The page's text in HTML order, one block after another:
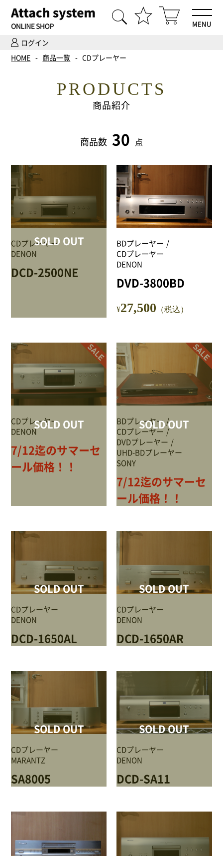
ログイン
MENU
HOME
Hi-Fiオーディオ試聴
ご依頼までの流れ
会社案内
NEWS
Attach system公式サイト
会員登録
特定商取引法に基づく表記
会員規約
プライバシーポリシー
サイトポリシー
フォームからお問合せ
HOME 商品一覧 CDプレーヤー
PRODUCTS
商品紹介
商品数 30 点
CDプレーヤー
DENON
DCD-2500NE
SOLD OUT
BDプレーヤー
CDプレーヤー
DENON
DVD-3800BD
¥27,500 （税込）
CDプレーヤー
DENON
7/12迄のサマーセ
ール価格！！
SOLD OUT
BDプレーヤー
CDプレーヤー
DVDプレーヤー
UHD-BDプレーヤー
SONY
7/12迄のサマーセ
ール価格！！
SOLD OUT
CDプレーヤー
DENON
DCD-1650AL
SOLD OUT
CDプレーヤー
DENON
DCD-1650AR
SOLD OUT
CDプレーヤー
MARANTZ
SA8005
SOLD OUT
CDプレーヤー
DENON
DCD-SA11
SOLD OUT